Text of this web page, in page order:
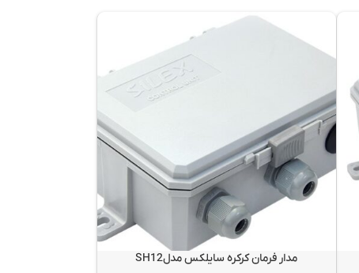
مدار فرمان کرکره سایلکس مدلSH12